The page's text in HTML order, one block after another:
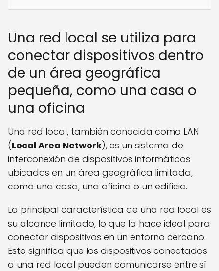
Una red local se utiliza para
conectar dispositivos dentro
de un área geográfica
pequeña, como una casa o
una oficina
Una red local, también conocida como LAN
(Local Area Network), es un sistema de
interconexión de dispositivos informáticos
ubicados en un área geográfica limitada,
como una casa, una oficina o un edificio.
La principal característica de una red local es
su alcance limitado, lo que la hace ideal para
conectar dispositivos en un entorno cercano.
Esto significa que los dispositivos conectados
a una red local pueden comunicarse entre sí